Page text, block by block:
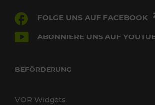
FOLGE UNS AUF FACEBOOK
ABONNIERE UNS AUF
BEFÖRDERUNG
VOR Widgets